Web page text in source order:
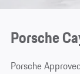
Porsche
Porsche